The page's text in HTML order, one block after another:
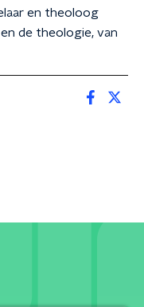
en theoloog
de theologie, van